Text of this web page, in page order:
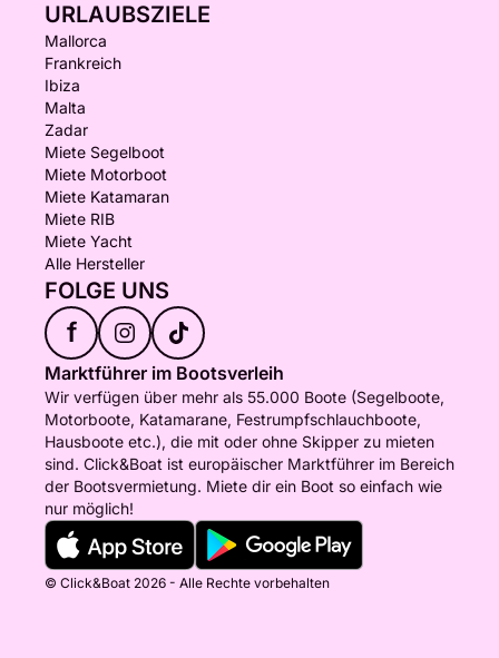
URLAUBSZIELE
Mallorca
Frankreich
Ibiza
Malta
Zadar
Miete Segelboot
Miete Motorboot
Miete Katamaran
Miete RIB
Miete Yacht
Alle Hersteller
FOLGE UNS
f
Marktführer im Bootsverleih
Wir verfügen über mehr als 55.000 Boote (Segelboote,
Motorboote, Katamarane, Festrumpfschlauchboote,
Hausboote etc.), die mit oder ohne Skipper zu mieten
sind. Click&Boat ist europäischer Marktführer im Bereich
der Bootsvermietung. Miete dir ein Boot so einfach wie
nur möglich!
© Click&Boat 2026 - Alle Rechte vorbehalten